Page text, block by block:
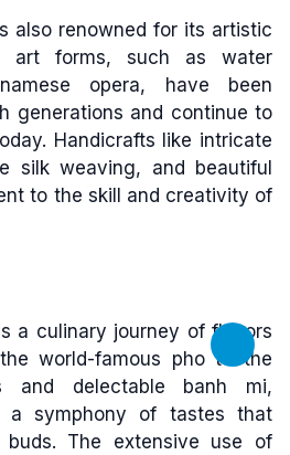
also renowned for its artistic
art forms, such as water
opera, have been
generations and continue to
Handicrafts like intricate
silk weaving, and beautiful
to the skill and creativity of
a culinary journey of flavors
world-famous pho to the
and delectable banh mi,
a symphony of tastes that
The extensive use of